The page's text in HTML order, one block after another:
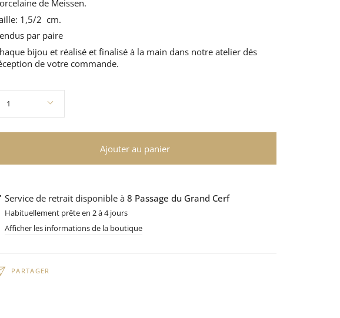
de Meissen.
1,5/2 cm.
par paire
bijou et réalisé et finalisé à la main dans notre atelier dés
de votre commande.
1
Ajouter au panier
Service de retrait disponible à 8 Passage du Grand Cerf
Habituellement prête en 2 à 4 jours
Afficher les informations de la boutique
PARTAGER